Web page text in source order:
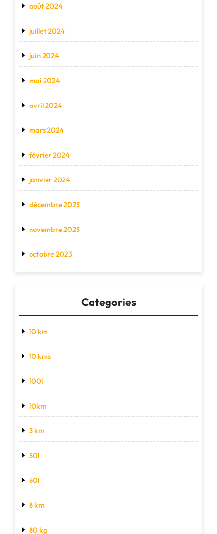
août 2024
juillet 2024
juin 2024
mai 2024
avril 2024
mars 2024
février 2024
janvier 2024
décembre 2023
novembre 2023
octobre 2023
Categories
10 km
10 kms
100l
10km
3 km
50l
60l
8 km
80 kg